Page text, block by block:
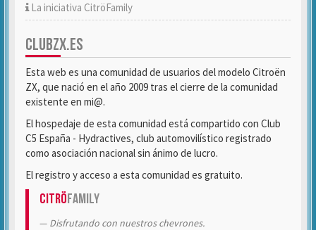
La iniciativa CitröFamily
CLUBZX.ES
Esta web es una comunidad de usuarios del modelo Citroën
ZX, que nació en el año 2009 tras el cierre de la comunidad
existente en mi@.
El hospedaje de esta comunidad está compartido con Club
C5 España - Hydractives, club automovilístico registrado
como asociación nacional sin ánimo de lucro.
El registro y acceso a esta comunidad es gratuito.
CitröFamily
Disfrutando con nuestros chevrones.